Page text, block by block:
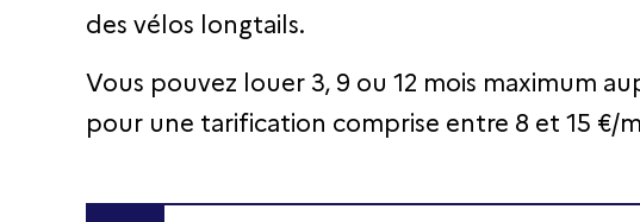
des vélos longtails.
Vous pouvez louer 3, 9 ou 12 mois maximum
pour une tarification comprise entre 8 et 15 €/